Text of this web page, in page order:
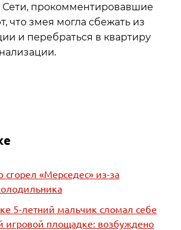
Сети, прокомментировавшие
что змея могла сбежать из
и перебраться в квартиру
сгорел «Мерседес» из-за
5-летний мальчик сломал себе
игровой площадке: возбуждено